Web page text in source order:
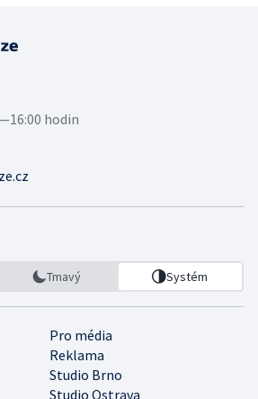
hodin
Tmavý Systém
Pro média
Reklama
Studio Brno
Studio Ostrava